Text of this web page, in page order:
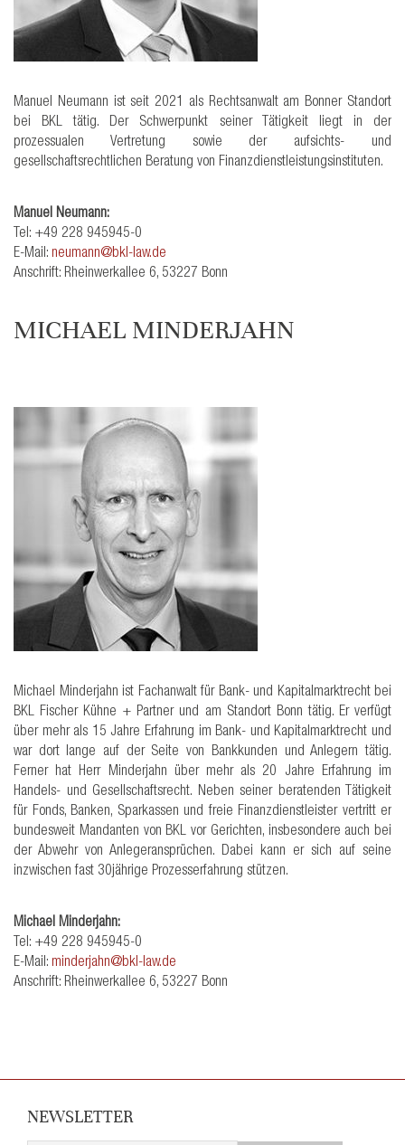
Manuel Neumann ist seit 2021 als Rechtsanwalt am Bonner Standort
bei BKL tätig. Der Schwerpunkt seiner Tätigkeit liegt in der
prozessualen Vertretung sowie der aufsichts- und
gesellschaftsrechtlichen Beratung von Finanzdienstleistungsinstituten.
Manuel Neumann:
Tel: +49 228 945945-0
E-Mail: neumann@bkl-law.de
Anschrift: Rheinwerkallee 6, 53227 Bonn
MICHAEL MINDERJAHN
Michael Minderjahn ist Fachanwalt für Bank- und Kapitalmarktrecht bei
BKL Fischer Kühne + Partner und am Standort Bonn tätig. Er verfügt
über mehr als 15 Jahre Erfahrung im Bank- und Kapitalmarktrecht und
war dort lange auf der Seite von Bankkunden und Anlegern tätig.
Ferner hat Herr Minderjahn über mehr als 20 Jahre Erfahrung im
Handels- und Gesellschaftsrecht. Neben seiner beratenden Tätigkeit
für Fonds, Banken, Sparkassen und freie Finanzdienstleister vertritt er
bundesweit Mandanten von BKL vor Gerichten, insbesondere auch bei
der Abwehr von Anlegeransprüchen. Dabei kann er sich auf seine
inzwischen fast 30jährige Prozesserfahrung stützen.
Michael Minderjahn:
Tel: +49 228 945945-0
E-Mail: minderjahn@bkl-law.de
Anschrift: Rheinwerkallee 6, 53227 Bonn
NEWSLETTER